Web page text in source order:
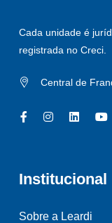
Cada unidade é
registrada no Creci.
Central de
Institucional
Sobre a Leardi